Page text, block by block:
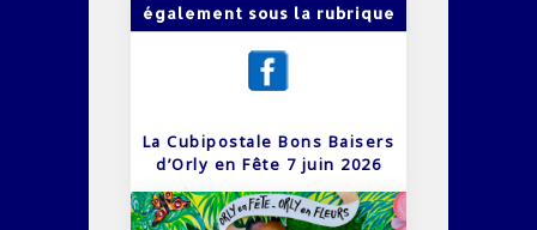
également sous la rubrique
La Cubipostale Bons Baisers
d’Orly en Fête 7 juin 2026